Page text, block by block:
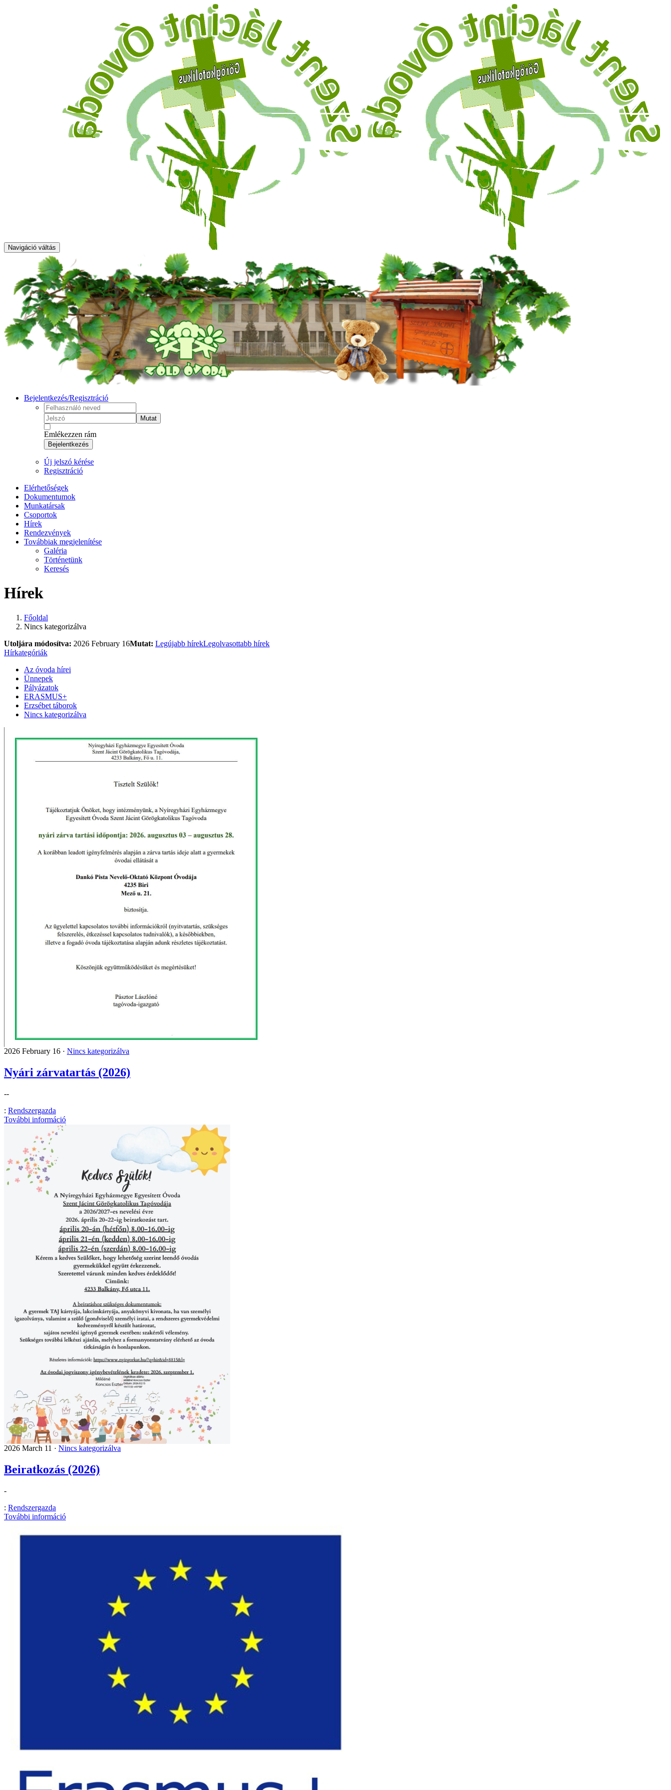
Navigáció váltás
Bejelentkezés/Regisztráció
Mutat
Emlékezzen rám
Bejelentkezés
Új jelszó kérése
Regisztráció
Elérhetőségek
Dokumentumok
Munkatársak
Csoportok
Hírek
Rendezvények
Továbbiak megjelenítése
Galéria
Történetünk
Keresés
Hírek
Főoldal
Nincs kategorizálva
Utoljára módosítva: 2026 February 16Mutat: Legújabb hírekLegolvasottabb hírek
Hírkategóriák
Az óvoda hírei
Ünnepek
Pályázatok
ERASMUS+
Erzsébet táborok
Nincs kategorizálva
2026 February 16 · Nincs kategorizálva
Nyári zárvatartás (2026)
--
: Rendszergazda
További információ
2026 March 11 · Nincs kategorizálva
Beiratkozás (2026)
-
: Rendszergazda
További információ